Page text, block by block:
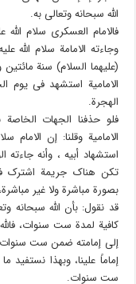
الله سبحانه وتعالى به.
فالامام العسکری سلام
وجاءته الامامة سلام الله
(علیهما السلام) سنة
الامامیة استشهد فی یوم
الهجرة.
فلو حذفنا الجهات الخاصة
استشهاد أبیه ، وأنه جاءته
تکن هناک جریمة اشترک
بصورة مباشرة ولا غیر
قد نقول: بأن الله سبحانه
کافیة لمدة ست سنوات،
إلى إمامته ضمن ست
إماماً علینا، وبهذا
ست سنوات.